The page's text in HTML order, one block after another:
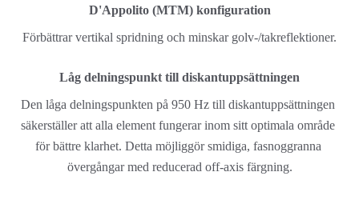
D'Appolito (MTM) konfiguration
Förbättrar vertikal spridning och minskar golv-/takreflektioner.
Låg delningspunkt till diskantuppsättningen
Den låga delningspunkten på 950 Hz till diskantuppsättningen
säkerställer att alla element fungerar inom sitt optimala område
för bättre klarhet. Detta möjliggör smidiga, fasnoggranna
övergångar med reducerad off-axis färgning.